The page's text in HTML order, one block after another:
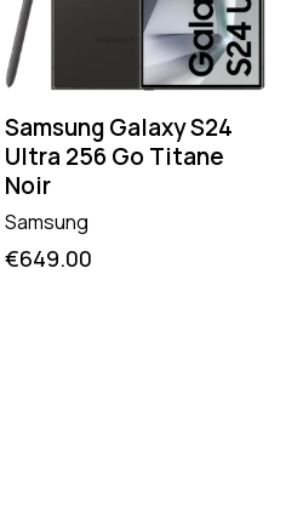
Samsung Galaxy S24
Ultra 256 Go Titane
Noir
Samsung
€649.00